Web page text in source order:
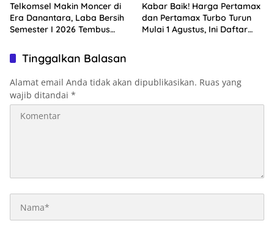
Telkomsel Makin Moncer di
Era Danantara, Laba Bersih
Semester I 2026 Tembus
Kabar Baik! Harga Pertamax
dan Pertamax Turbo Turun
Mulai 1 Agustus, Ini Daftar
Tinggalkan Balasan
Alamat email Anda tidak akan dipublikasikan. Ruas yang
wajib ditandai *